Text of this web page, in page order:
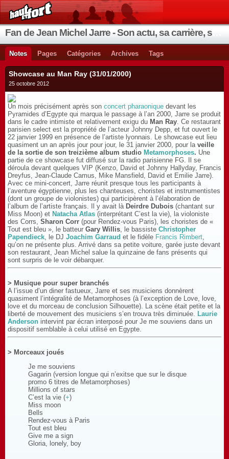
Notes Pages Catégories Archives Tags
Showcase au Man Ray (31/01/2000)
25 octobre 2012
Un mois précisément après son concert pharaonique devant les
Pyramides d’Egypte qui marqua le passage à l’an 2000, Jarre se produit
dans le cadre intimiste et relativement exigu du Man Ray. Ce restaurant
parisien select est la propriété de l’acteur Johnny Depp, et fut ouvert le
22 janvier 1999 en présence de l’artiste lyonnais. Le showcase eut lieu
quasiment un an après jour pour jour, le 31 janvier 2000, pour la veille
de la sortie de son treizième album studio Metamorphoses. Une
partie de ce showcase fut diffusé sur la radio parisienne FG. Il se
déroula devant quelques VIP (Kenzo, David et Johnny Hallyday, Francis
Dreyfus, Jean-Claude Camus, Mike Mansfield, David et Emilie Jarre).
Avec ce mini-concert, Jarre réunit presque tous les participants à
l’aventure égyptienne, plus les chanteuses, choristes et instrumentistes
(dont un groupe de violonistes) qui participèrent à l’élaboration de
l’album de l’artiste français. Il y avait là Deirdre Dubois (chantant sur
Miss Moon) et Natacha Atlas (interprétant C’est la vie), la violoniste
des Corrs, Sharon Corr (pour Rendez-vous Paris), les choristes de «
Tout est bleu », le batteur Gary Willis, le bassiste Christopher
Papendieck, le DJ Joachim Garraud et le fidèle Francis Rimbert,
qu’on ne présente plus. Arrivé dans sa petite voiture, garée juste devant
son restaurant, Jean Michel salue la quinzaine de fans présents qui
sont surpris de le voir débarquer.
> Musique pour super branchés
A l’issue d’un diner fastueux, Jarre et ses musiciens donnèrent
quasiment l’intégralité de Metamorphoses (à l’exception de Love, love,
love et du morceau de conclusion Silhouette). La scène était petite et la
liberté de mouvement des musiciens s’en trouva très diminuée. Laurie
Anderson intervint par écran interposé pour Je me souviens dans un
dispositif semblable à celui utilisé en Egypte.
> Morceaux joués
Je me souviens
Gagarin (version longue qui n’exitse que sur le disque
promo 6 titres de Metamorphoses)
Millions of stars
C’est la vie (+)
Miss moon
Bells
Rendez-vous à Paris
Tout est bleu
Give me a sign
Gloria, lonely, boy